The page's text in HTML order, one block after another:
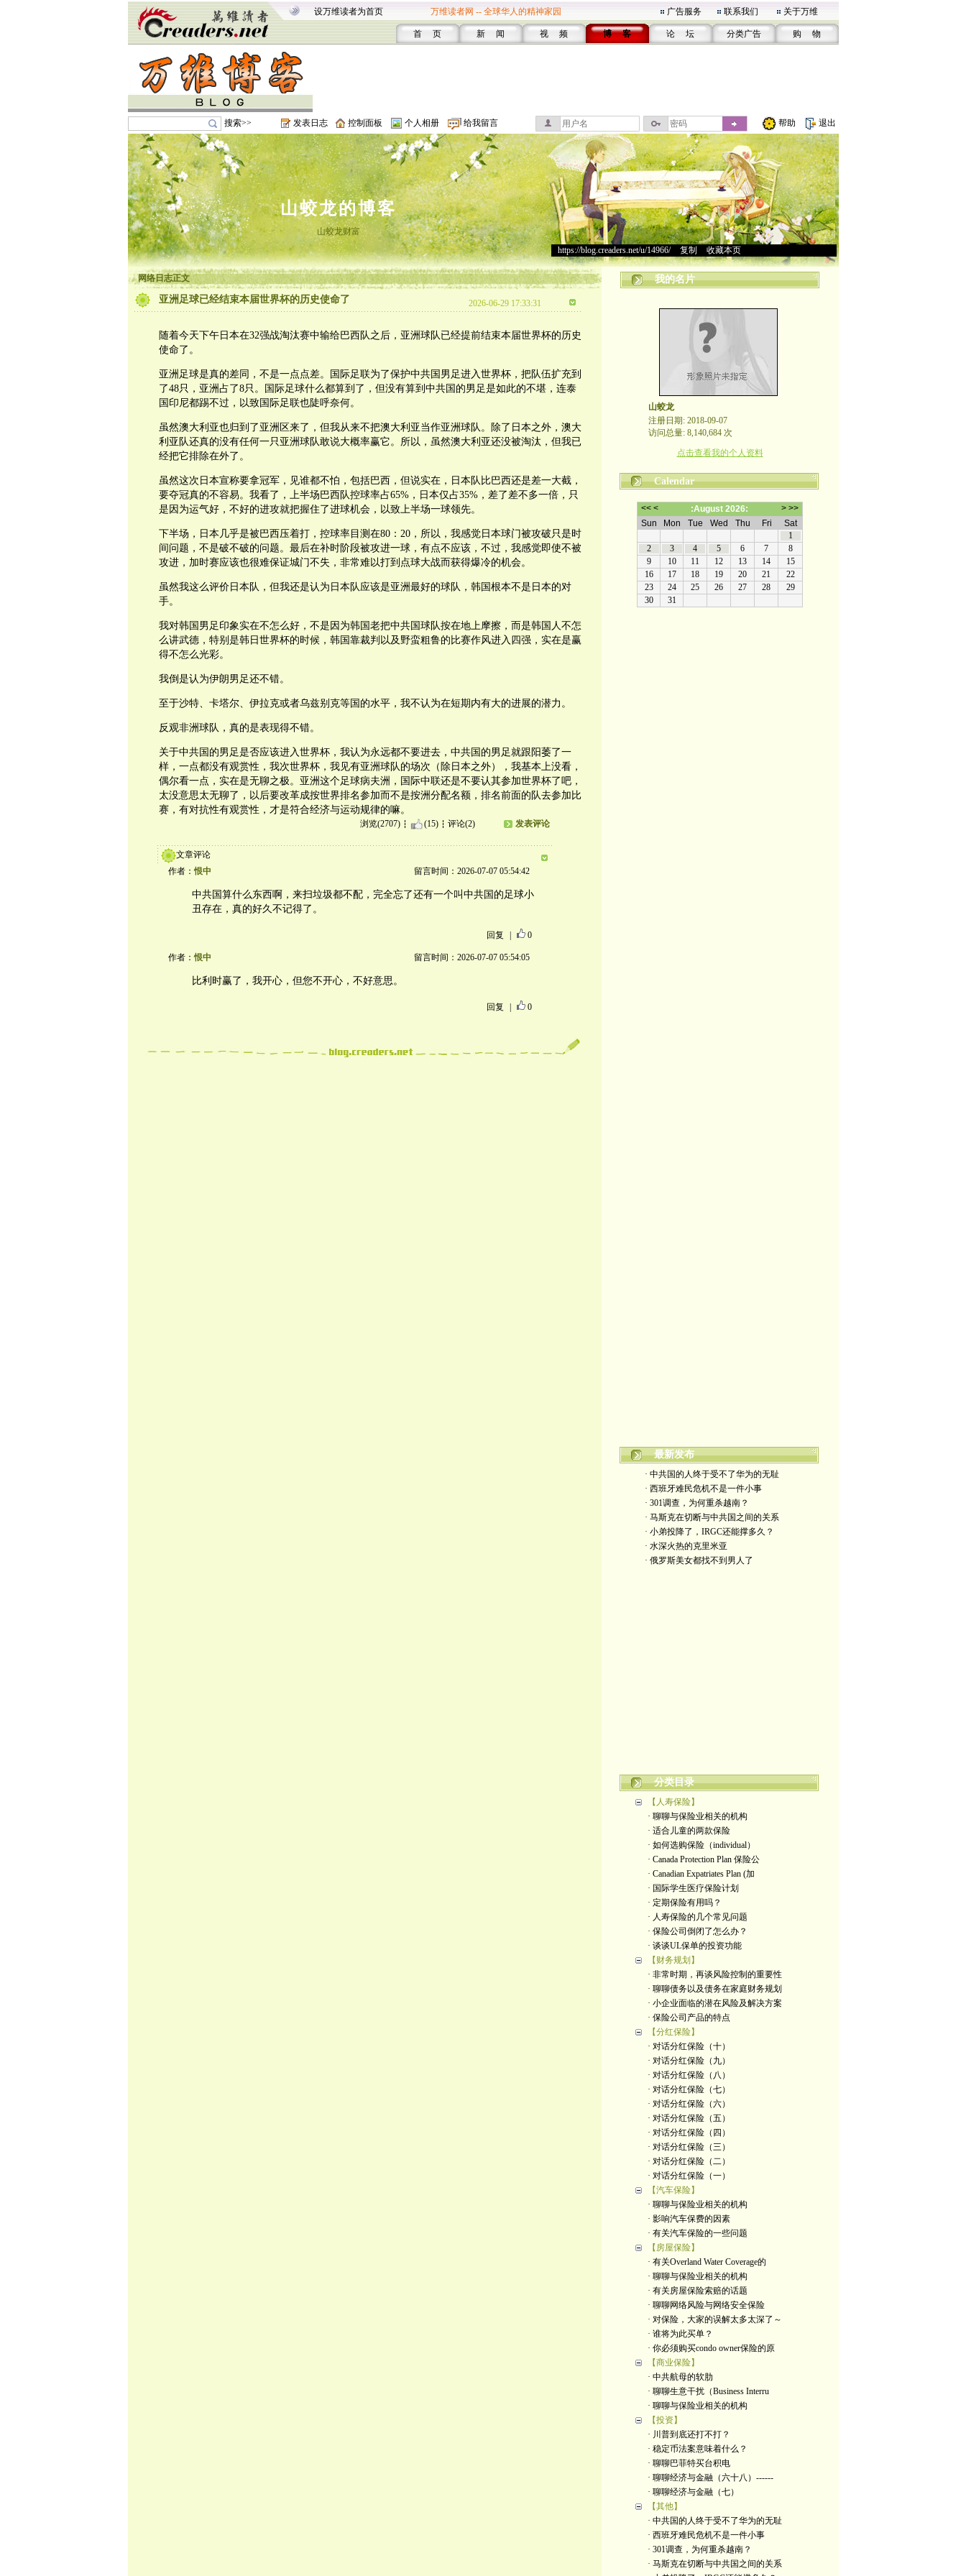
设万维读者为首页 万维读者网 -- 全球华人的精神家园 广告服务 联系我们 关于万维
首 页 新 闻 视 频 博 客 论 坛 分类广告 购 物
搜索>> 发表日志 控制面板 个人相册 给我留言 帮助 退出
山蛟龙的博客
山蛟龙财富
https://blog.creaders.net/u/14966/> 复制 收藏本页
网络日志正文
亚洲足球已经结束本届世界杯的历史使命了 2026-06-29 17:33:31
随着今天下午日本在32强战淘汰赛中输给巴西队之后，亚洲球队已经提前结束本届世界杯的历史
使命了。
亚洲足球是真的差同，不是一点点差。国际足联为了保护中共国男足进入世界杯，把队伍扩充到
了48只，亚洲占了8只。国际足球什么都算到了，但没有算到中共国的男足是如此的不堪，连泰
国印尼都踢不过，以致国际足联也陡呼奈何。
虽然澳大利亚也归到了亚洲区来了，但我从来不把澳大利亚当作亚洲球队。除了日本之外，澳大
利亚队还真的没有任何一只亚洲球队敢说大概率赢它。所以，虽然澳大利亚还没被淘汰，但我已
经把它排除在外了。
虽然这次日本宣称要拿冠军，见谁都不怕，包括巴西，但说实在，日本队比巴西还是差一大截，
要夺冠真的不容易。我看了，上半场巴西队控球率占65%，日本仅占35%，差了差不多一倍，只
是因为运气好，不好的进攻就把握住了进球机会，以致上半场一球领先。
下半场，日本几乎是被巴西压着打，控球率目测在80：20，所以，我感觉日本球门被攻破只是时
间问题，不是破不破的问题。最后在补时阶段被攻进一球，有点不应该，不过，我感觉即使不被
攻进，加时赛应该也很难保证城门不失，非常难以打到点球大战而获得爆冷的机会。
虽然我这么评价日本队，但我还是认为日本队应该是亚洲最好的球队，韩国根本不是日本的对
手。
我对韩国男足印象实在不怎么好，不是因为韩国老把中共国球队按在地上摩擦，而是韩国人不怎
么讲武德，特别是韩日世界杯的时候，韩国靠裁判以及野蛮粗鲁的比赛作风进入四强，实在是赢
得不怎么光彩。
我倒是认为伊朗男足还不错。
至于沙特、卡塔尔、伊拉克或者乌兹别克等国的水平，我不认为在短期内有大的进展的潜力。
反观非洲球队，真的是表现得不错。
关于中共国的男足是否应该进入世界杯，我认为永远都不要进去，中共国的男足就跟阳萎了一
样，一点都没有观赏性，我次世界杯，我见有亚洲球队的场次（除日本之外），我基本上没看，
偶尔看一点，实在是无聊之极。亚洲这个足球病夫洲，国际中联还是不要认其参加世界杯了吧，
太没意思太无聊了，以后要改革成按世界排名参加而不是按洲分配名额，排名前面的队去参加比
赛，有对抗性有观赏性，才是符合经济与运动规律的嘛。
浏览(2707) (15) 评论(2) 发表评论
文章评论
作者：恨中 留言时间：2026-07-07 05:54:42
中共国算什么东西啊，来扫垃圾都不配，完全忘了还有一个叫中共国的足球小
丑存在，真的好久不记得了。
回复 0
作者：恨中 留言时间：2026-07-07 05:54:05
比利时赢了，我开心，但您不开心，不好意思。
回复 0
我的名片
山蛟龙
注册日期: 2018-09-07
访问总量: 8,140,684 次
点击查看我的个人资料
Calendar
最新发布
· 中共国的人终于受不了华为的无耻
· 西班牙难民危机不是一件小事
· 301调查，为何重杀越南？
· 马斯克在切断与中共国之间的关系
· 小弟投降了，IRGC还能撑多久？
· 水深火热的克里米亚
· 俄罗斯美女都找不到男人了
分类目录
【人寿保险】
· 聊聊与保险业相关的机构
· 适合儿童的两款保险
· 如何选购保险（individual）
· Canada Protection Plan 保险公
· Canadian Expatriates Plan (加
· 国际学生医疗保险计划
· 定期保险有用吗？
· 人寿保险的几个常见问题
· 保险公司倒闭了怎么办？
· 谈谈UL保单的投资功能
【财务规划】
· 非常时期，再谈风险控制的重要性
· 聊聊债务以及债务在家庭财务规划
· 小企业面临的潜在风险及解决方案
· 保险公司产品的特点
【分红保险】
· 对话分红保险（十）
· 对话分红保险（九）
· 对话分红保险（八）
· 对话分红保险（七）
· 对话分红保险（六）
· 对话分红保险（五）
· 对话分红保险（四）
· 对话分红保险（三）
· 对话分红保险（二）
· 对话分红保险（一）
【汽车保险】
· 聊聊与保险业相关的机构
· 影响汽车保费的因素
· 有关汽车保险的一些问题
【房屋保险】
· 有关Overland Water Coverage的
· 聊聊与保险业相关的机构
· 有关房屋保险索赔的话题
· 聊聊网络风险与网络安全保险
· 对保险，大家的误解太多太深了～
· 谁将为此买单？
· 你必须购买condo owner保险的原
【商业保险】
· 中共航母的软肋
· 聊聊生意干扰（Business Interru
· 聊聊与保险业相关的机构
【投资】
· 川普到底还打不打？
· 稳定币法案意味着什么？
· 聊聊巴菲特买台积电
· 聊聊经济与金融（六十八）------
· 聊聊经济与金融（七）
【其他】
· 中共国的人终于受不了华为的无耻
· 西班牙难民危机不是一件小事
· 301调查，为何重杀越南？
· 马斯克在切断与中共国之间的关系